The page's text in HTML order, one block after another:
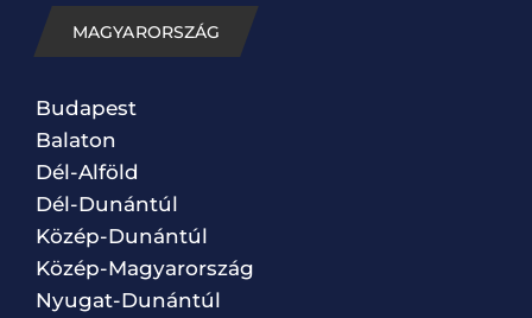
MAGYARORSZÁG
Budapest
Balaton
Dél-Alföld
Dél-Dunántúl
Közép-Dunántúl
Közép-Magyarország
Nyugat-Dunántúl